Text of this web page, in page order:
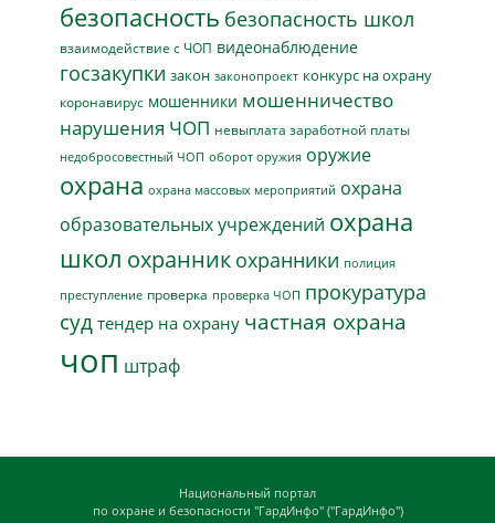
безопасность безопасность школ
взаимодействие с ЧОП видеонаблюдение
госзакупки закон законопроект конкурс на охрану
коронавирус мошенники мошенничество
нарушения ЧОП невыплата заработной платы
недобросовестный ЧОП оборот оружия оружие
охрана охрана массовых мероприятий охрана
образовательных учреждений охрана
школ охранник охранники полиция
преступление проверка проверка ЧОП прокуратура
суд тендер на охрану частная охрана
чоп штраф
Национальный портал
по охране и безопасности "ГардИнфо" ("ГардИнфо")